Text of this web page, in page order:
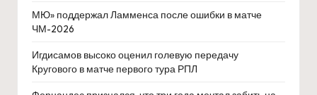
МЮ» поддержал Ламменса после ошибки в матче
ЧМ-2026
Игдисамов высоко оценил голевую передачу
Кругового в матче первого тура РПЛ